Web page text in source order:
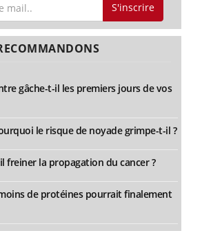
S'inscrire
gâche-t-il les premiers jours de vos
le risque de noyade grimpe-t-il ?
freiner la propagation du cancer ?
de protéines pourrait finalement